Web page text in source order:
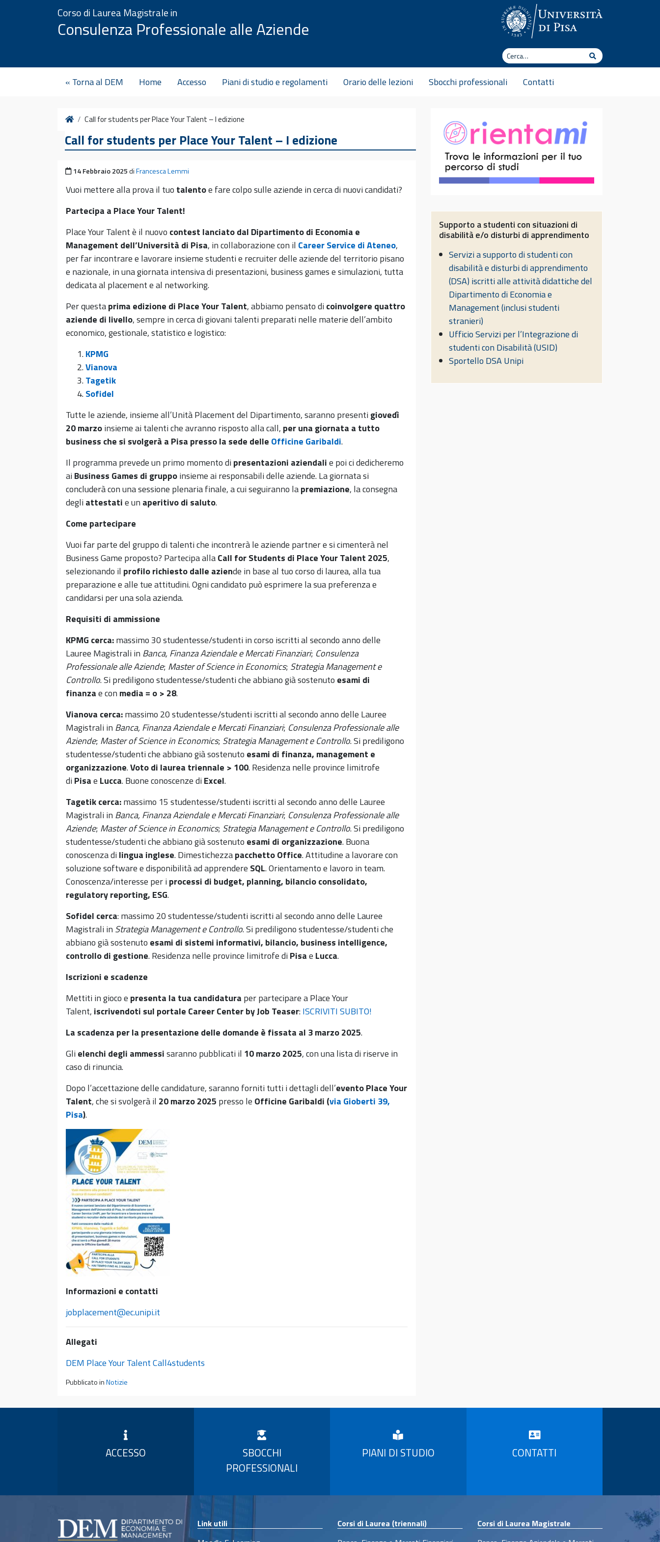
Vai al contenutoCorso di Laurea Magistrale in
Consulenza Professionale alle Aziende
Cerca
Cerca
« Torna al DEM Home Accesso Piani di studio e regolamenti Orario delle lezioni Sbocchi professionali Contatti
HomeCall for students per Place Your Talent – I edizione
Call for students per Place Your Talent – I edizione
Pubblicato il
14 Febbraio 2025diFrancesca Lemmi
Vuoi mettere alla prova il tuo talentoe fare colpo sulle aziende in cerca di nuovi candidati?
Partecipa a Place Your Talent!
Place Your Talent è il nuovo contest lanciato dal Dipartimento di Economia e
Management dell’Università di Pisa, in collaborazione con il Career Service di Ateneo,
per far incontrare e lavorare insieme studenti e recruiter delle aziende del territorio pisano
e nazionale, in una giornata intensiva di presentazioni, business games e simulazioni, tutta
dedicata al placement e al networking.
Per questaprima edizione di Place Your Talent, abbiamo pensato dicoinvolgere quattro
aziende di livello, sempre in cerca di giovani talenti preparati nelle materie dell’ambito
economico, gestionale, statistico e logistico:
KPMG
Vianova
Tagetik
Sofidel
Tutte le aziende, insieme all’Unità Placement del Dipartimento, saranno presentigiovedì
20 marzoinsieme ai talenti che avranno risposto alla call, per una giornata a tutto
business che si svolgerà a Pisa presso la sede delle Officine Garibaldi.
Il programma prevede un primo momento dipresentazioni aziendalie poi ci dedicheremo
aiBusiness Games di gruppoinsieme ai responsabili delle aziende. La giornata si
concluderà con una sessione plenaria finale, a cui seguiranno lapremiazione, la consegna
degliattestatie un aperitivo di saluto.
Come partecipare
Vuoi far parte del gruppo di talenti che incontrerà le aziende partner e si cimenterà nel
Business Game proposto? Partecipa allaCall for Students di Place Your Talent 2025,
selezionando il profilo richiesto dalle aziende in base al tuo corso di laurea, alla tua
preparazione e alle tue attitudini. Ogni candidato può esprimere la sua preferenza e
candidarsi per una sola azienda.
Requisiti di ammissione
KPMG cerca:massimo 30 studentesse/studenti in corso iscritti al secondo anno delle
Lauree Magistrali in Banca, Finanza Aziendale e Mercati Finanziari; Consulenza
Professionale alle Aziende; Master of Science in Economics; Strategia Management e
Controllo. Si prediligono studentesse/studenti che abbiano già sostenuto esami di
finanzae con media = o > 28.
Vianova cerca:massimo 20 studentesse/studenti iscritti al secondo anno delle Lauree
Magistrali in Banca, Finanza Aziendale e Mercati Finanziari; Consulenza Professionale alle
Aziende; Master of Science in Economics; Strategia Management e Controllo. Si prediligono
studentesse/studenti che abbiano già sostenuto esami di finanza, management e
organizzazione.Voto di laurea triennale > 100. Residenza nelle province limitrofe
diPisae Lucca. Buone conoscenze diExcel.
Tagetik cerca:massimo 15 studentesse/studenti iscritti al secondo anno delle Lauree
Magistrali in Banca, Finanza Aziendale e Mercati Finanziari; Consulenza Professionale alle
Aziende; Master of Science in Economics; Strategia Management e Controllo. Si prediligono
studentesse/studenti che abbiano già sostenuto esami di organizzazione. Buona
conoscenza dilingua inglese. Dimestichezzapacchetto Office. Attitudine a lavorare con
soluzione software e disponibilità ad apprendere SQL. Orientamento e lavoro in team.
Conoscenza/interesse per iprocessi di budget, planning, bilancio consolidato,
regulatory reporting, ESG.
Sofidel cerca: massimo 20 studentesse/studenti iscritti al secondo anno delle Lauree
Magistrali in Strategia Management e Controllo. Si prediligono studentesse/studenti che
abbiano già sostenuto esami di sistemi informativi, bilancio, business intelligence,
controllo di gestione. Residenza nelle province limitrofe diPisae Lucca.
Iscrizioni e scadenze
Mettiti in gioco e presenta la tua candidatura per partecipare a Place Your
Talent, iscrivendoti sul portale Career Center by Job Teaser:ISCRIVITI SUBITO!
La scadenza per la presentazione delle domande è fissata al 3 marzo 2025.
Glielenchi degli ammessisaranno pubblicati il 10 marzo 2025, con una lista di riserve in
caso di rinuncia.
Dopo l’accettazione delle candidature, saranno forniti tutti i dettagli dell’evento Place Your
Talent, che si svolgerà il 20 marzo 2025 presso le Officine Garibaldi (via Gioberti 39,
Pisa).
Informazioni e contatti
jobplacement@ec.unipi.it
Allegati
DEM Place Your Talent Call4students
Pubblicato inNotizie
Supporto a studenti con situazioni di
disabilità e/o disturbi di apprendimento
Servizi a supporto di studenti con
disabilità e disturbi di apprendimento
(DSA) iscritti alle attività didattiche del
Dipartimento di Economia e
Management (inclusi studenti
stranieri)
Ufficio Servizi per l’Integrazione di
studenti con Disabilità (USID)
Sportello DSA Unipi
ACCESSO
SBOCCHI
PROFESSIONALI
PIANI DI STUDIO CONTATTI
Link utili
Corsi di Laurea (triennali)
Corsi di Laurea Magistrale